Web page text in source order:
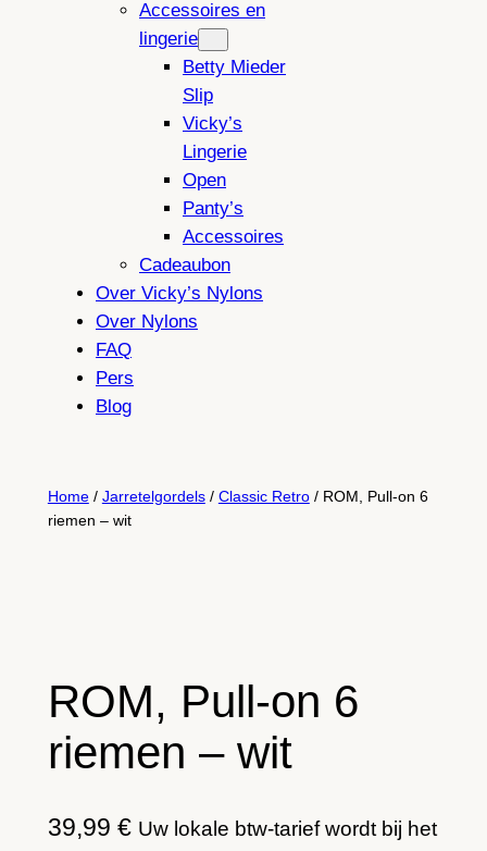
Accessoires en
lingerie
Betty Mieder
Slip
Vicky’s
Lingerie
Open
Panty’s
Accessoires
Cadeaubon
Over Vicky’s Nylons
Over Nylons
FAQ
Pers
Blog
Home/ Jarretelgordels/ Classic Retro/ ROM, Pull-on 6
riemen – wit
ROM, Pull-on 6
riemen – wit
39,99 € Uw lokale btw-tarief wordt bij het